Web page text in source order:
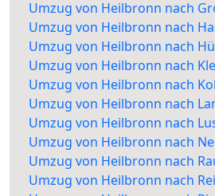
Umzug von Heilbronn nach
Umzug von Heilbronn nach
Umzug von Heilbronn nach
Umzug von Heilbronn nach
Umzug von Heilbronn nach
Umzug von Heilbronn nach
Umzug von Heilbronn nach
Umzug von Heilbronn nach
Umzug von Heilbronn nach
Umzug von Heilbronn nach